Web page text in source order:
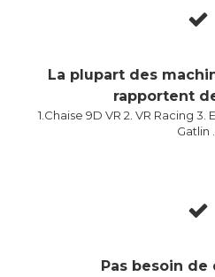
La plupart des
rapportent
1.Chaise 9D VR 2. VR Racing 3.
Gatlin
Pas besoin